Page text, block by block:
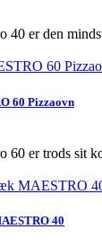
40 er den
60 Pizzaovn
60 er trods sit
40